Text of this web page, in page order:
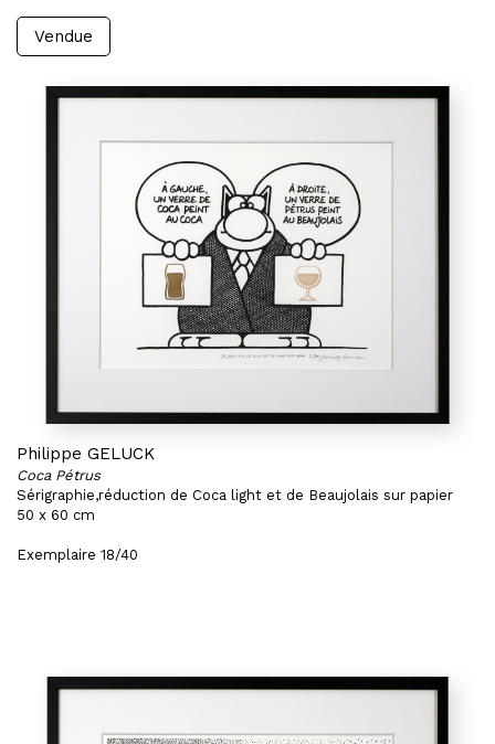
Vendue
Philippe GELUCK
Coca Pétrus
Sérigraphie,réduction de Coca light et de Beaujolais sur papier
50 x 60 cm
Exemplaire 18/40